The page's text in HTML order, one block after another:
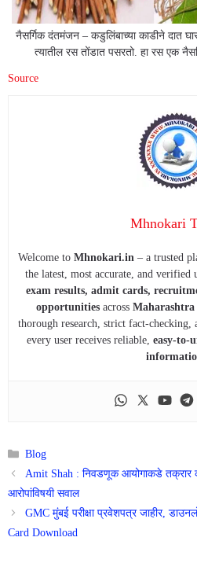
नैसर्गिक दंतमंजन – कडुलिंबाच्या काडीने दात
त्यातील रस तोंडात पसरतो. हा रस एक
Source
Mhnokari
Welcome to Mhnokari.in – a trusted
the latest, most accurate, and verified
exam results, admit cards,
opportunitiesacross Maharashtra
thorough research, strict fact-checking,
every user receives reliable, easy-to-
Categories
Blog
Amit Shah : निवडणूक आयोगाकडे तक्रार
आरोपांविषयी सवाल
GMC मुंबई परीक्षा प्रवेशपत्र जाहीर,
Card Download